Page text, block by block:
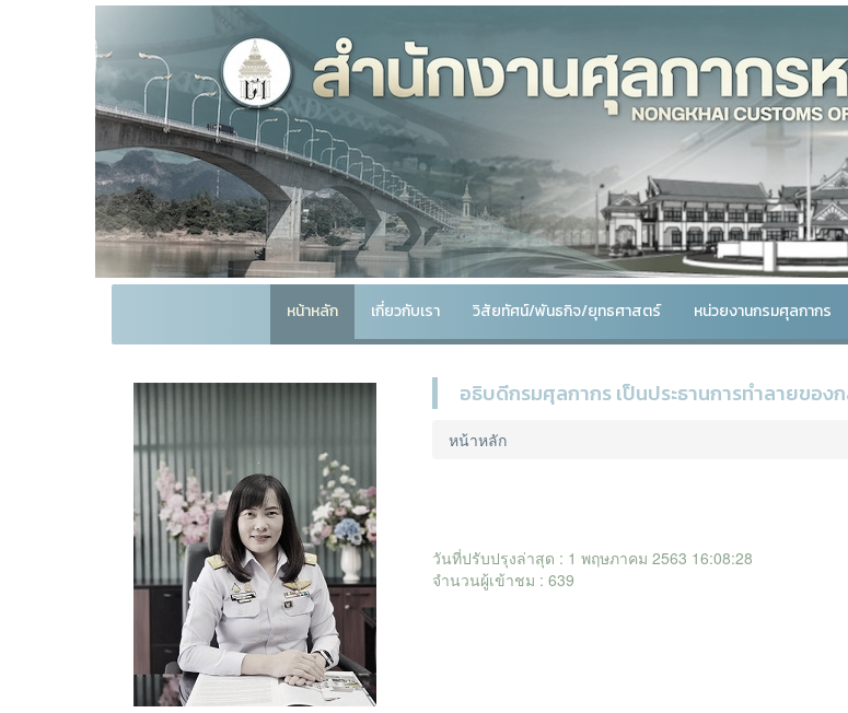
หน้าหลัก เกี่ยวกับเรา วิสัยทัศน์/พันธกิจ/ยุทธศาสตร์ หน่วยงานกรมศุลกากร
อธิบดีกรมศุลกากร เป็นประธานการทำลายขอ
หน้าหลัก
วันที่ปรับปรุงล่าสุด : 1 พฤษภาคม 2563 16:08:28
จำนวนผู้เข้าชม : 639